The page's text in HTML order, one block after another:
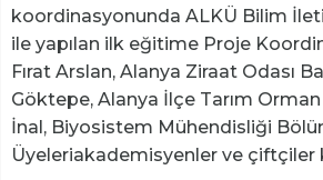
koordinasyonunda ALKÜ Bilim
ile yapılan ilk eğitime Proje
Fırat Arslan, Alanya Ziraat Odası
Göktepe, Alanya İlçe Tarım
İnal, Biyosistem Mühendisliği
Üyeleriakademisyenler ve çiftçiler